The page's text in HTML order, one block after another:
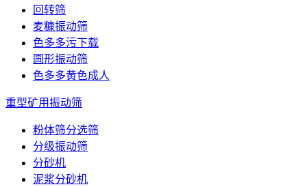
回转筛
麦糠振动筛
色多多污下载
圆形振动筛
色多多黄色成人
重型矿用振动筛
粉体筛分选筛
分级振动筛
分砂机
泥浆分砂机